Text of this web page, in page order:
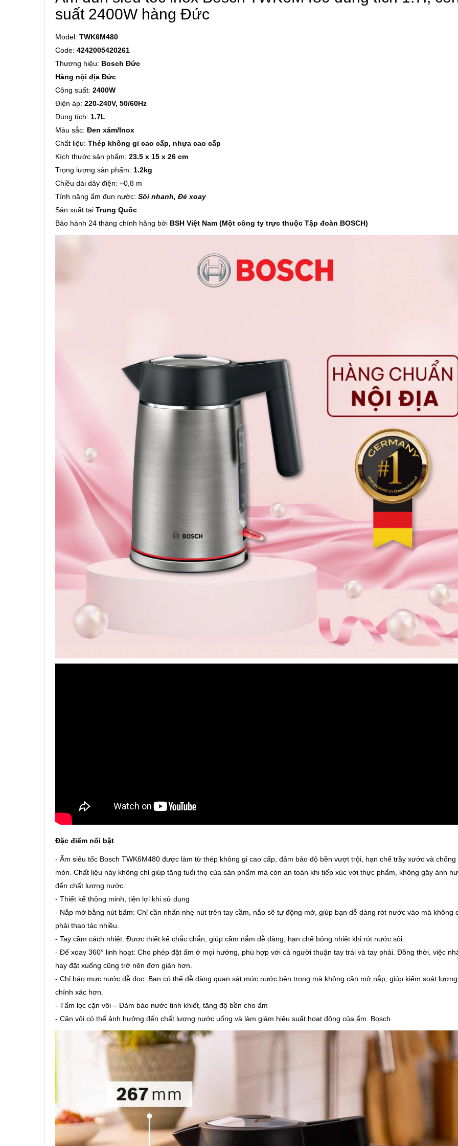
suất 2400W hàng Đức
Model: TWK6M480
Code: 4242005420261
Thương hiệu: Bosch Đức
Hàng nội địa Đức
Công suất: 2400W
Điện áp: 220-240V, 50/60Hz
Dung tích: 1.7L
Màu sắc: Đen xám/Inox
Chất liệu: Thép không gỉ cao cấp, nhựa cao cấp
Kích thước sản phẩm: 23.5 x 15 x 26 cm
Trọng lượng sản phẩm: 1.2kg
Chiều dài dây điện: ~0,8 m
Tính năng ấm đun nước: Sôi nhanh, Đé xoay
Sản xuất tại Trung Quốc
Bảo hành 24 tháng chính hãng bởi BSH Việt Nam (Một công ty trực thuộc Tập đoàn BOSCH)
Đặc điểm nổi bật
- Ấm siêu tốc Bosch TWK6M480 được làm từ thép không gỉ cao cấp, đảm bảo độ bền vượt trội, hạn chế trầy xước và chống
mòn. Chất liệu này không chỉ giúp tăng tuổi thọ của sản phẩm mà còn an toàn khi tiếp xúc với thực phẩm, không gây ảnh
đến chất lượng nước.
- Thiết kế thông minh, tiện lợi khi sử dụng
- Nắp mở bằng nút bấm: Chỉ cần nhấn nhẹ nút trên tay cầm, nắp sẽ tự động mở, giúp bạn dễ dàng rót nước vào mà không
phải thao tác nhiều.
- Tay cầm cách nhiệt: Được thiết kế chắc chắn, giúp cầm nắm dễ dàng, hạn chế bỏng nhiệt khi rót nước sôi.
- Đế xoay 360° linh hoạt: Cho phép đặt ấm ở mọi hướng, phù hợp với cả người thuận tay trái và tay phải. Đồng thời, việc
hay đặt xuống cũng trở nên đơn giản hơn.
- Chỉ báo mực nước dễ đọc: Bạn có thể dễ dàng quan sát mức nước bên trong mà không cần mở nắp, giúp kiểm soát
chính xác hơn.
- Tấm lọc cặn vôi – Đảm bảo nước tinh khiết, tăng độ bền cho ấm
- Cặn vôi có thể ảnh hưởng đến chất lượng nước uống và làm giảm hiệu suất hoạt động của ấm. Bosch